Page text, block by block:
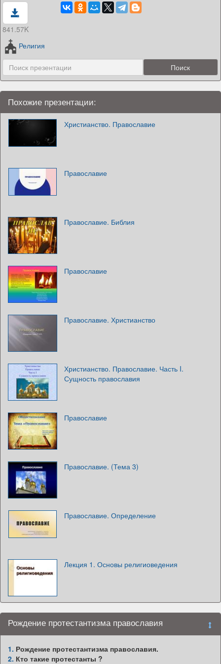
841.57K
Религия
Похожие презентации:
Христианство. Православие
Православие
Православие. Библия
Православие
Православие. Христианство
Христианство. Православие. Часть I.
Сущность православия
Православие
Православие. (Тема 3)
Православие. Определение
Лекция 1. Основы религиоведения
Рождение протестантизма православия
1. Рождение протестантизма православия.
2. Кто такие протестанты ?